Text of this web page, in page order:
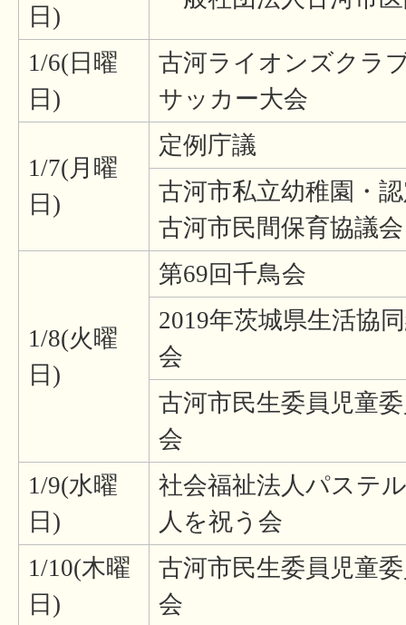
日)
1/6(日曜
日)
古河ライオンズクラ
サッカー大会
1/7(月曜
日)
定例庁議
古河市私立幼稚園・
古河市民間保育協議
1/8(火曜
日)
第69回千鳥会
2019年茨城県生活協
会
古河市民生委員児童
会
1/9(水曜
日)
社会福祉法人パステ
人を祝う会
1/10(木曜
日)
古河市民生委員児童
会